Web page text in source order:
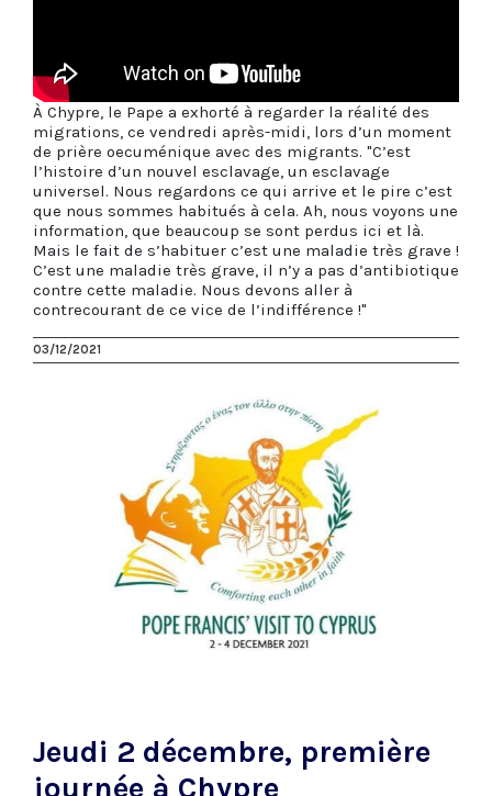
À Chypre, le Pape a exhorté à regarder la réalité des
migrations, ce vendredi après-midi, lors d’un moment
de prière oecuménique avec des migrants. "C’est
l’histoire d’un nouvel esclavage, un esclavage
universel. Nous regardons ce qui arrive et le pire c’est
que nous sommes habitués à cela. Ah, nous voyons une
information, que beaucoup se sont perdus ici et là.
Mais le fait de s’habituer c’est une maladie très grave !
C’est une maladie très grave, il n’y a pas d’antibiotique
contre cette maladie. Nous devons aller à
contrecourant de ce vice de l’indifférence !"
03/12/2021
Jeudi 2 décembre, première
journée à Chypre